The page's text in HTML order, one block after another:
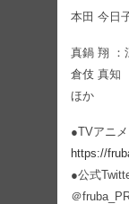
本田 今日
真鍋 翔 ：
倉伎 真知
ほか
●TVアニ
https://
●公式
＠